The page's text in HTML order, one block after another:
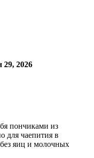
2026
пончиками из
для чаепития в
яиц и молочных